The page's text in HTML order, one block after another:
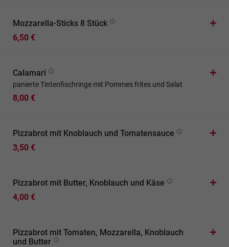
Mozzarella-Sticks 8 Stück
6,50 €
Calamari
panierte Tintenfischringe mit Pommes frites und Salat
8,00 €
Pizzabrot mit Knoblauch und Tomatensauce
3,50 €
Pizzabrot mit Butter, Knoblauch und Käse
4,00 €
Pizzabrot mit Tomaten, Mozzarella, Knoblauch
und Butter